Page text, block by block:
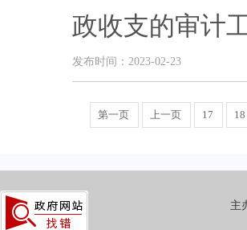
政收支的审计
发布时间：2023-02-23
第一页 上一页 17 18
主